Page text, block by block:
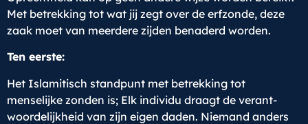
Met betrekking tot wat jij zegt over de erfzonde, deze
zaak moet van meerdere zijden benaderd worden.
Ten eerste:
Het Islamitisch standpunt met betrekking tot
menselijke zonden is; Elk individu draagt de verant-
woordelijkheid van zijn eigen daden. Niemand anders